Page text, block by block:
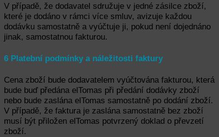
V případě, že dodavatel sdružuje v jedné zásilce zboží,
které je dodáno v rámci více smluv, avizuje každou
dodávku samostatně a vyúčtuje ji, pokud není dojednáno
jinak, samostatnou fakturou.
6 Platební podmínky a náležitosti faktury
Cena zboží bude dodavatelem vyúčtována fakturou, která
bude buď předána elTomas při předání dodávky zboží
nebo bude zaslána elTomas samostatně po dodání zboží.
V případě, že faktura je zaslána samostatně bez zboží
musí být přiložen elTomas potvrzený doklad o převzetí
zboží.